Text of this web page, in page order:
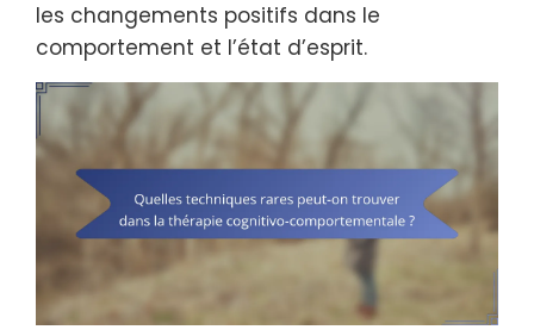
les changements positifs dans le
comportement et l’état d’esprit.